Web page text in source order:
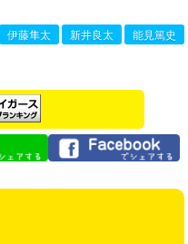
伊藤隼太 新井良太 能見篤史